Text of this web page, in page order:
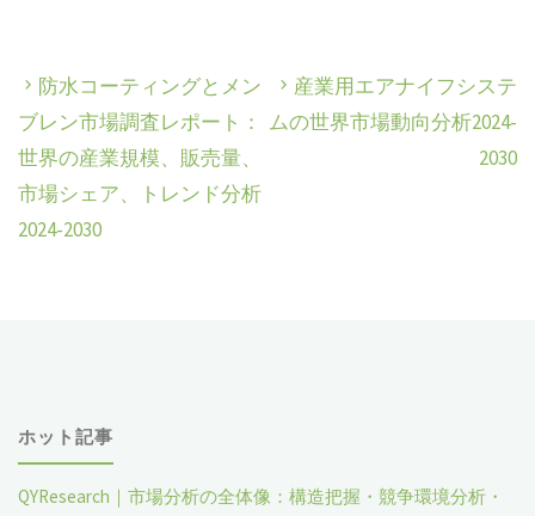
防水コーティングとメン
ブレン市場調査レポート：
世界の産業規模、販売量、
市場シェア、トレンド分析
2024-2030
産業用エアナイフシステ
ムの世界市場動向分析2024-
2030
ホット記事
QYResearch｜市場分析の全体像：構造把握・競争環境分析・